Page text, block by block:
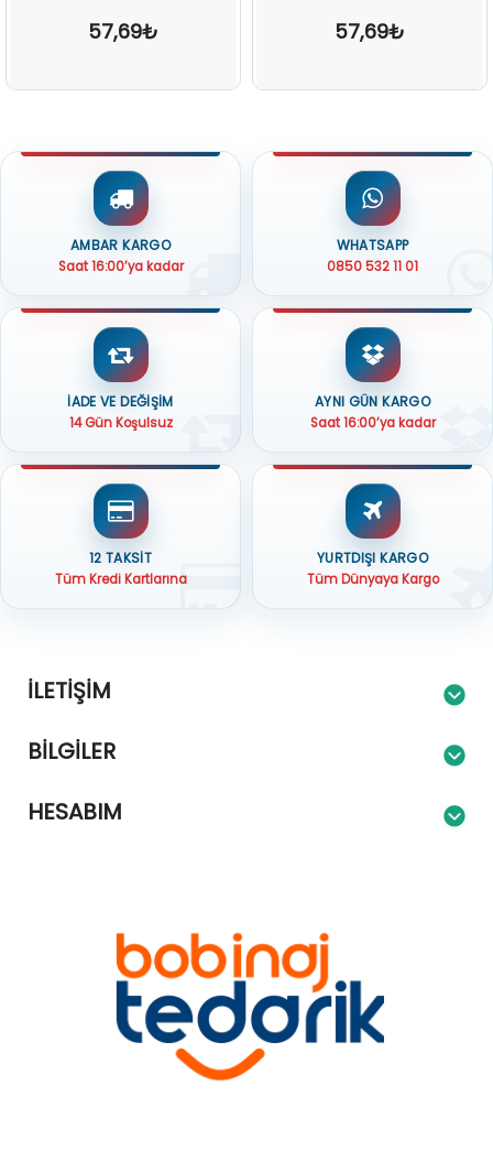
57,69₺ 57,69₺
AMBAR KARGO
Saat 16:00’ya kadar
WHATSAPP
0850 532 11 01
İADE VE DEĞİŞİM
14 Gün Koşulsuz
AYNI GÜN KARGO
Saat 16:00’ya kadar
12 TAKSİT
Tüm Kredi Kartlarına
YURTDIŞI KARGO
Tüm Dünyaya Kargo
İLETIŞIM
BILGILER
HESABIM